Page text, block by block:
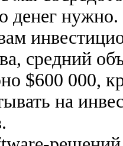
денег нужно.
средний
$600 000,
на